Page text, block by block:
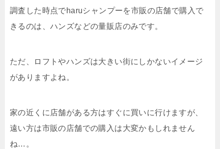
調査した時点でharuシャンプーを市販の店舗で購入で
きるのは、ハンズなどの量販店のみです。
ただ、ロフトやハンズは大きい街にしかないイメージ
がありますよね。
家の近くに店舗がある方はすぐに買いに行けますが、
遠い方は市販の店舗での購入は大変かもしれません
ね…。